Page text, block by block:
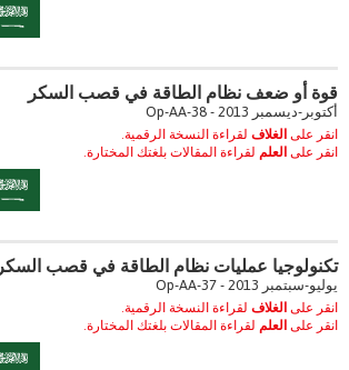
قوة أو ضعف نظام الطاقة في قصب السكر
أكتوبر-ديسمبر 2013 - Op-AA-38
انقر على الغلاف لقراءة النسخة الرقمية.
انقر على العلم لقراءة المقالات بلغتك المختارة.
تكنولوجيا عمليات نظام الطاقة في قصب السكر
يوليو-سبتمبر 2013 - Op-AA-37
انقر على الغلاف لقراءة النسخة الرقمية.
انقر على العلم لقراءة المقالات بلغتك المختارة.